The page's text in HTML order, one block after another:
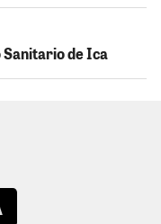
Sanitario de Ica